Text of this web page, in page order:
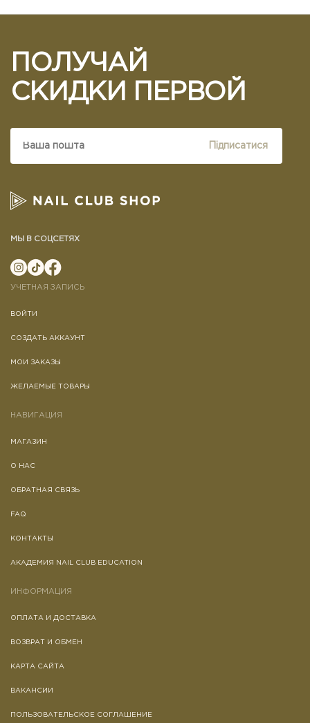
ПОЛУЧАЙ
СКИДКИ ПЕРВОЙ
Підписатися
МЫ В СОЦСЕТЯХ
УЧЕТНАЯ ЗАПИСЬ
ВОЙТИ
СОЗДАТЬ АККАУНТ
МОИ ЗАКАЗЫ
ЖЕЛАЕМЫЕ ТОВАРЫ
НАВИГАЦИЯ
МАГАЗИН
О НАС
ОБРАТНАЯ СВЯЗЬ
FAQ
КОНТАКТЫ
АКАДЕМИЯ NAIL CLUB EDUCATION
ИНФОРМАЦИЯ
ОПЛАТА И ДОСТАВКА
ВОЗВРАТ И ОБМЕН
КАРТА САЙТА
ВАКАНСИИ
ПОЛЬЗОВАТЕЛЬСКОЕ СОГЛАШЕНИЕ